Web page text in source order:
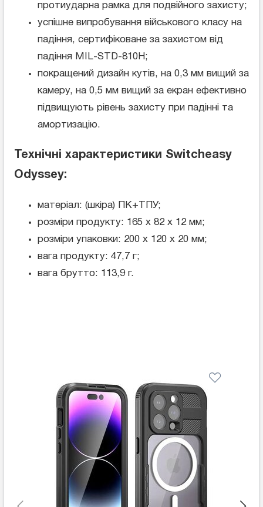
протиударна рамка для подвійного захисту;
успішне випробування військового класу на
падіння, сертифіковане за захистом від
падіння MIL-STD-810H;
покращений дизайн кутів, на 0,3 мм вищий за
камеру, на 0,5 мм вищий за екран ефективно
підвищують рівень захисту при падінні та
амортизацію.
Технічні характеристики Switcheasy
Odyssey:
матеріал: (шкіра) ПК+ТПУ;
розміри продукту: 165 x 82 x 12 мм;
розміри упаковки: 200 х 120 х 20 мм;
вага продукту: 47,7 г;
вага брутто: 113,9 г.